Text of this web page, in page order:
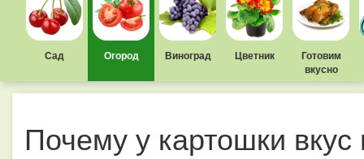
Сад Огород Виноград Цветник
Готовим
вкусно
Почему у картошки